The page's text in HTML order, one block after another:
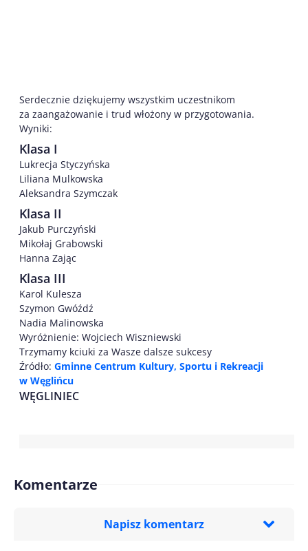
Serdecznie dziękujemy wszystkim uczestnikom
za zaangażowanie i trud włożony w przygotowania.
Wyniki:
Klasa I
Lukrecja Styczyńska
Liliana Mulkowska
Aleksandra Szymczak
Klasa II
Jakub Purczyński
Mikołaj Grabowski
Hanna Zając
Klasa III
Karol Kulesza
Szymon Gwóźdź
Nadia Malinowska
Wyróżnienie: Wojciech Wiszniewski
Trzymamy kciuki za Wasze dalsze sukcesy
Źródło: Gminne Centrum Kultury, Sportu i Rekreacji
w Węglińcu
WĘGLINIEC
Komentarze
Napisz komentarz